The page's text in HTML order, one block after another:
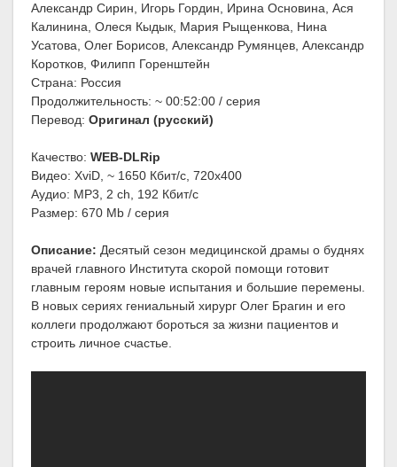
Александр Сирин, Игорь Гордин, Ирина Основина, Ася
Калинина, Олеся Кыдык, Мария Рыщенкова, Нина
Усатова, Олег Борисов, Александр Румянцев, Александр
Коротков, Филипп Горенштейн
Страна: Россия
Продолжительность: ~ 00:52:00 / серия
Перевод: Оригинал (русский)
Качество: WEB-DLRip
Видео: XviD, ~ 1650 Кбит/с, 720x400
Аудио: MP3, 2 ch, 192 Кбит/с
Размер: 670 Mb / серия
Описание: Десятый сезон медицинской драмы о буднях
врачей главного Института скорой помощи готовит
главным героям новые испытания и большие перемены.
В новых сериях гениальный хирург Олег Брагин и его
коллеги продолжают бороться за жизни пациентов и
строить личное счастье.